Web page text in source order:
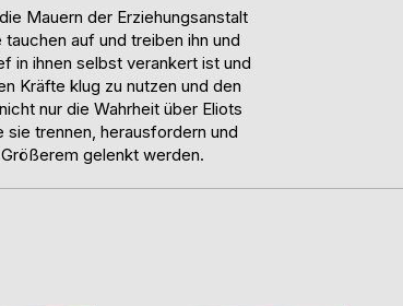
Mauern der Erziehungsanstalt
auf und treiben ihn und
in ihnen selbst verankert ist und
Kräfte klug zu nutzen und den
nur die Wahrheit über Eliots
trennen, herausfordern und
gelenkt werden.